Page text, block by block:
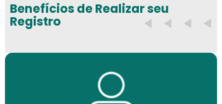
Benefícios de Realizar seu
Registro